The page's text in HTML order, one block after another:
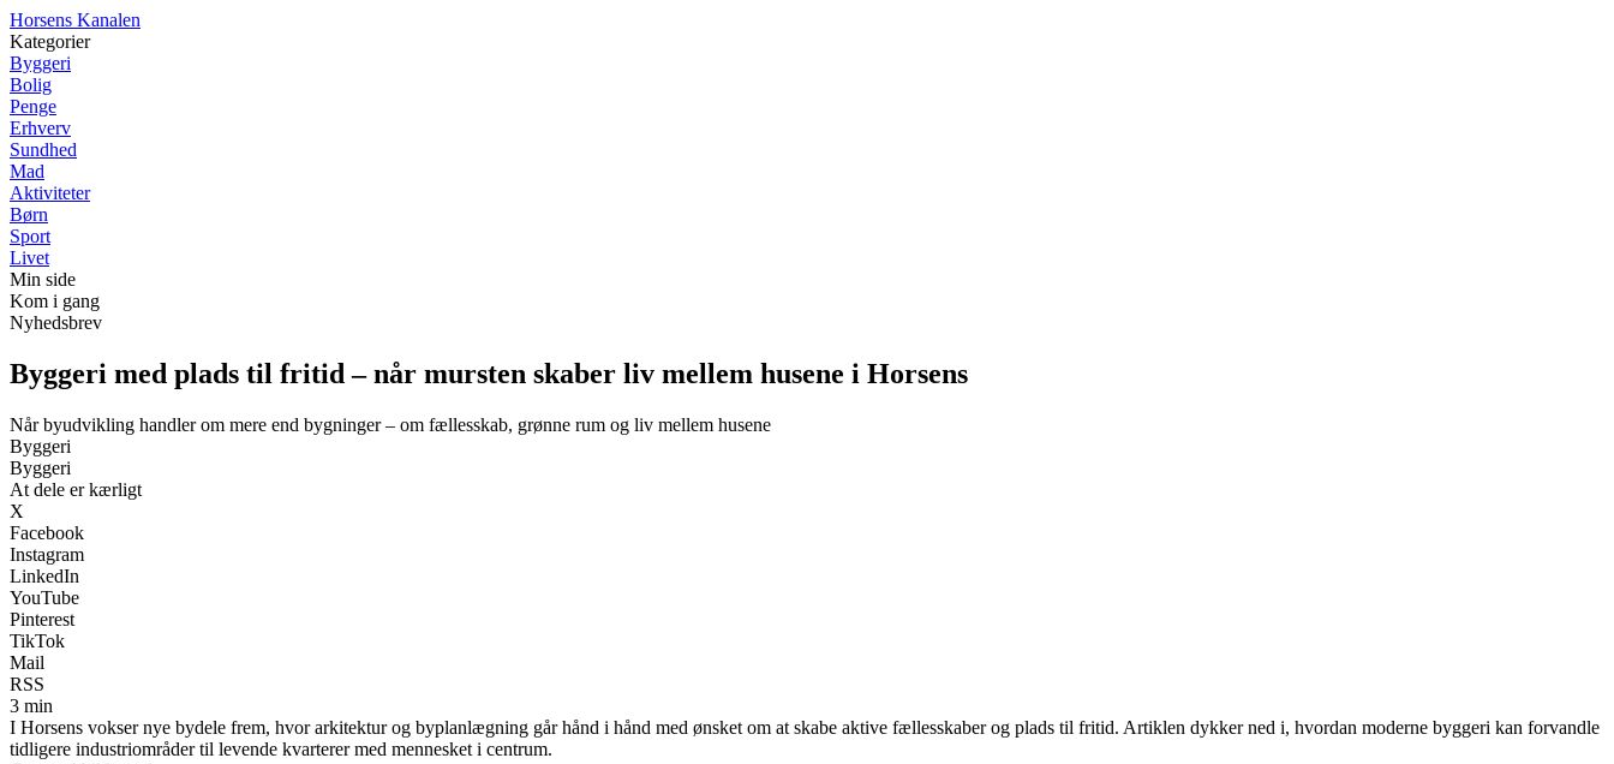
Horsens Kanalen
Kategorier
Byggeri
Bolig
Penge
Erhverv
Sundhed
Mad
Aktiviteter
Børn
Sport
Livet
Min side
Kom i gang
Nyhedsbrev
Byggeri med plads til fritid – når mursten skaber liv mellem husene i Horsens
Når byudvikling handler om mere end bygninger – om fællesskab, grønne rum og liv mellem husene
Byggeri
Byggeri
At dele er kærligt
X
Facebook
Instagram
LinkedIn
YouTube
Pinterest
TikTok
Mail
RSS
3 min
I Horsens vokser nye bydele frem, hvor arkitektur og byplanlægning går hånd i hånd med ønsket om at skabe aktive fællesskaber og plads til fritid. Artiklen dykker ned i, hvordan moderne byggeri kan forvandle
tidligere industriområder til levende kvarterer med mennesket i centrum.